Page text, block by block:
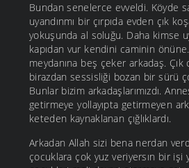
Bundan senelerce evveldi. Köyde
uyandınmı bir çırpıda evden çık
yokuşunda al soluğu. Daha kimse
kapıdan vur kendini caminin
meydanına beş çeker arkadaş. Çık
birazdan sessisliği bozan bir sürü
Bunlar bizim arkadaşlarımızdı.
getirmeye yollayıpta getirmeyen
keteden kaynaklanan çığlıklardı.
Arkadan Allah sizi bena nerdan
çocuklara çok yuz veriyersın bir işi